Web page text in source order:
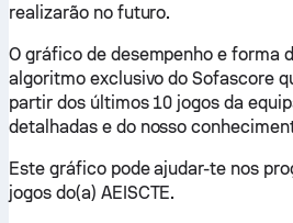
realizarão no futuro.
O gráfico de desempenho e forma
algoritmo exclusivo do Sofascore
partir dos últimos 10 jogos da
detalhadas e do nosso
Este gráfico pode ajudar-te nos
jogos do(a) AEISCTE.